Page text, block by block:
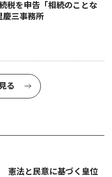
税を申告「相続のことな
慶三事務所
る
憲法と民意に基づく皇位